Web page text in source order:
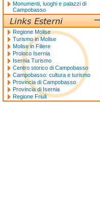
Monumenti, luoghi e palazzi di
Campobasso
Regione Molise
Turismo in Molise
Molise in Filiere
Proloco Isernia
Isernia Turismo
Centro storico di Campobasso
Campobasso: cultura e turismo
Provincia di Campobasso
Provincia di Isernia
Regione Friuli